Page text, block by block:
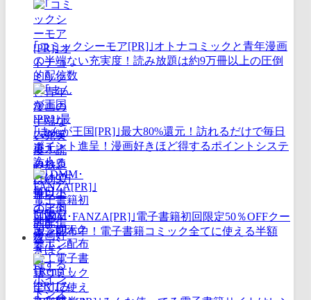
｢コミックシーモア[PR]｣オトナコミックと青年漫画
の半端ない充実度！読み放題は約9万冊以上の圧倒
的配信数
｢まんが王国[PR]｣最大80%還元！訪れるだけで毎日
ポイント進呈！漫画好きほど得するポイントシステ
ム！
｢DMM･FANZA[PR]｣電子書籍初回限定50％OFFクー
ポン配布中！電子書籍コミック全てに使える半額
券！